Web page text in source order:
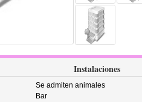
Instalaciones
Se admiten animales
Bar